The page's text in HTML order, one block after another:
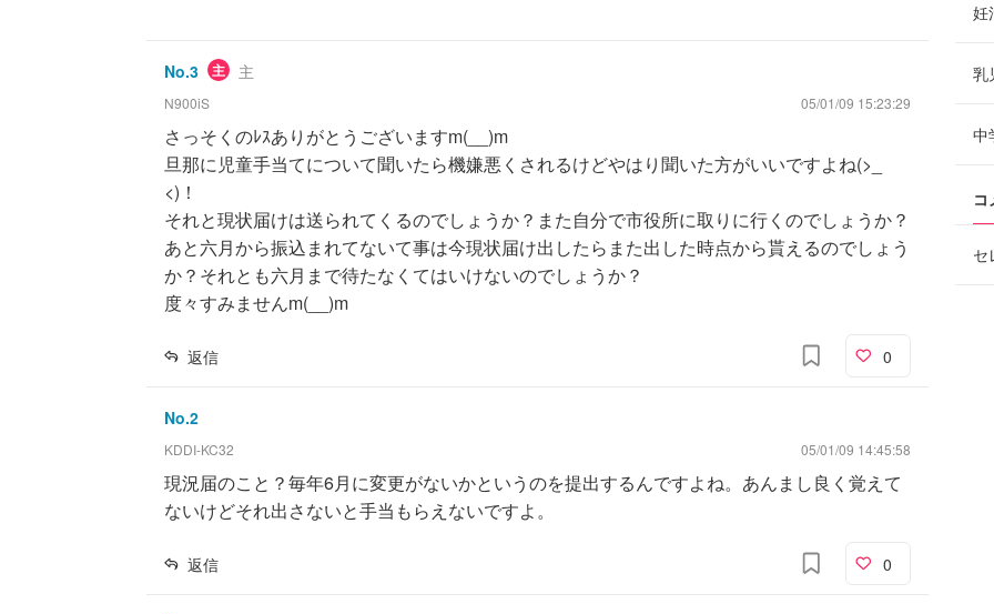
No.3 主 主
N900iS 05/01/09 15:23:29
さっそくのﾚｽありがとうございますm(__)m
旦那に児童手当てについて聞いたら機嫌悪くされるけどやはり聞いた方がいいですよね(>_
<)！
それと現状届けは送られてくるのでしょうか？また自分で市役所に取りに行くのでしょうか？
あと六月から振込まれてないて事は今現状届け出したらまた出した時点から貰えるのでしょう
か？それとも六月まで待たなくてはいけないのでしょうか？
度々すみませんm(__)m
返信 0
No.2
KDDI-KC32 05/01/09 14:45:58
現況届のこと？毎年6月に変更がないかというのを提出するんですよね。あんまし良く覚えて
ないけどそれ出さないと手当もらえないですよ。
返信 0
妊
乳
中
セ